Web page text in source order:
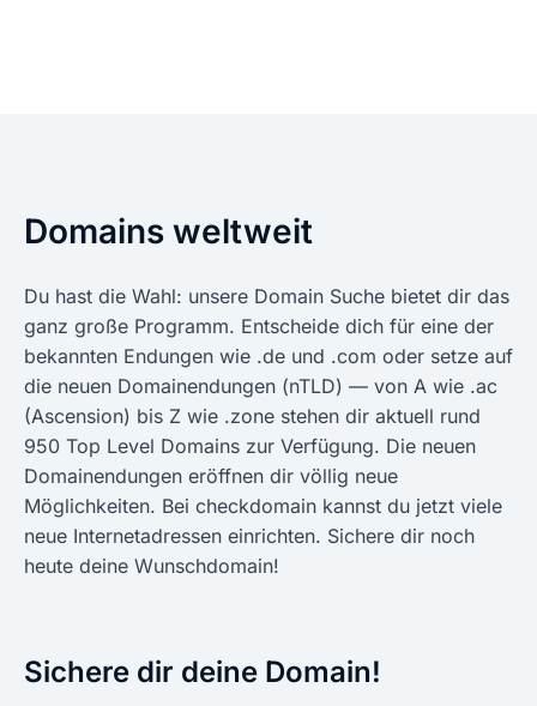
Domains weltweit
Du hast die Wahl: unsere Domain Suche bietet dir das
ganz große Programm. Entscheide dich für eine der
bekannten Endungen wie .de und .com oder setze auf
die neuen Domainendungen (nTLD) — von A wie .ac
(Ascension) bis Z wie .zone stehen dir aktuell rund
950 Top Level Domains zur Verfügung. Die neuen
Domainendungen eröffnen dir völlig neue
Möglichkeiten. Bei checkdomain kannst du jetzt viele
neue Internetadressen einrichten. Sichere dir noch
heute deine Wunschdomain!
Sichere dir deine Domain!